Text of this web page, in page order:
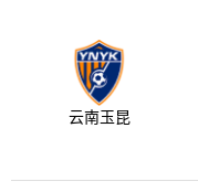
云南玉昆